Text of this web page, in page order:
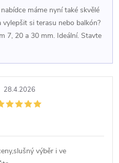
máme nyní také skvělé
si terasu nebo balkón?
7, 20 a 30 mm. Ideální. Stavte
28.4.2026
výběr i ve